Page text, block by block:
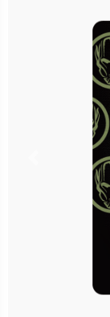
Previous